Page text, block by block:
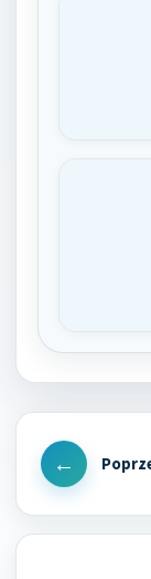
Nawigacja
wpisu
Previous